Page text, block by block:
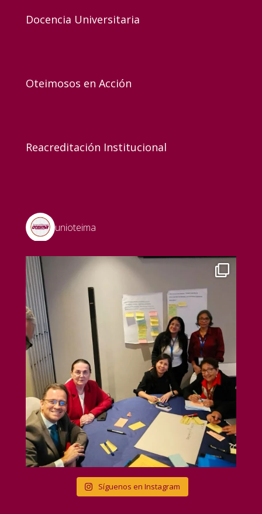
Docencia Universitaria
Oteimosos en Acción
Reacreditación Institucional
unioteima
Síguenos en Instagram